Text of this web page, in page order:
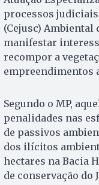
processos judiciais
(Cejusc)
manifestar
recompor a
empreendimentos
Segundo o MP,
penalidades nas
de passivos
dos ilícitos
hectares na Bacia
de conservação do